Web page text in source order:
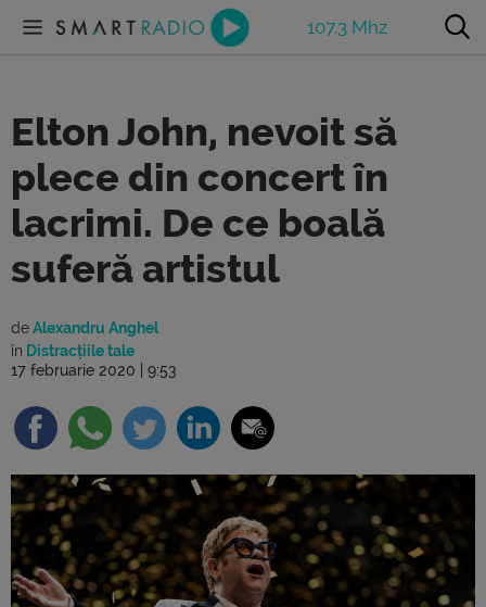
107.3 Mhz
Elton John, nevoit să
plece din concert în
lacrimi. De ce boală
suferă artistul
deAlexandru Anghel
în Distracțiile tale
17 februarie 2020 | 9:53